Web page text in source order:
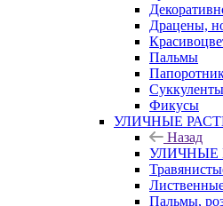
Драцены,
Пальмы
Суккуленты
Фикусы
УЛИЧНЫЕ
Назад
УЛИЧНЫЕ
Пальмы,